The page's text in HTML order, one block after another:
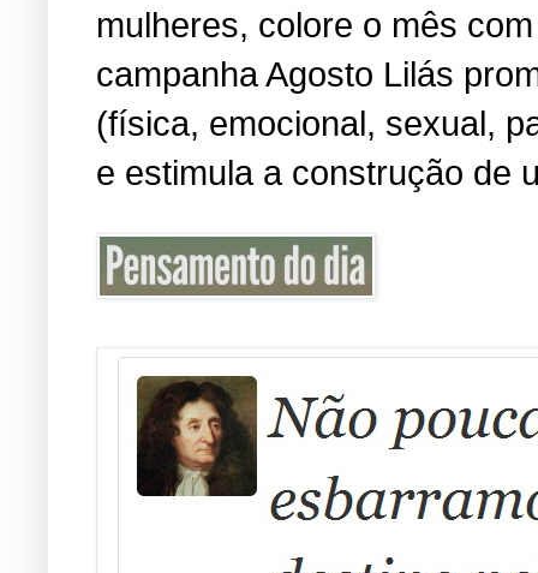
mulheres, colore o mês
campanha Agosto Lilás
(física, emocional, sexual,
e estimula a construção de